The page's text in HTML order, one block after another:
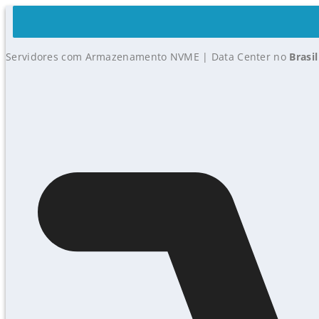
Servidores com Armazenamento NVME | Data Center no Brasil